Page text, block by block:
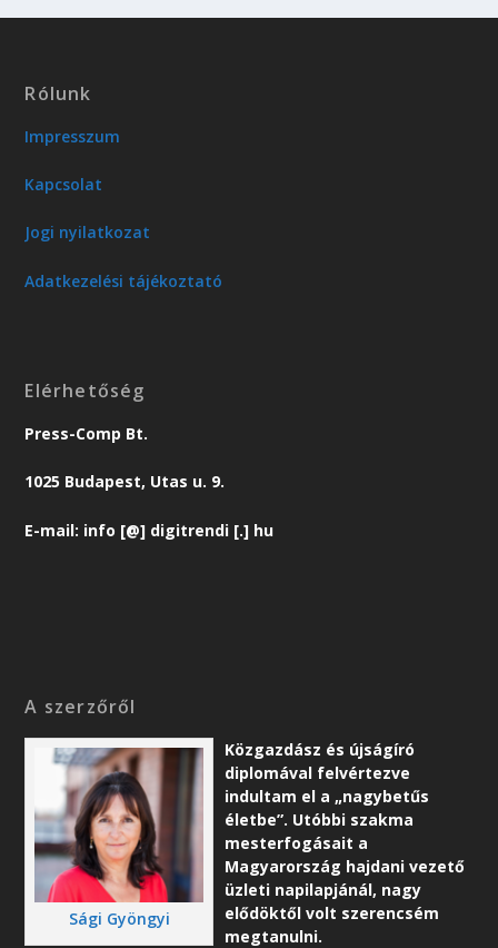
Rólunk
Impresszum
Kapcsolat
Jogi nyilatkozat
Adatkezelési tájékoztató
Elérhetőség
Press-Comp Bt.
1025 Budapest, Utas u. 9.
E-mail: info [@] digitrendi [.] hu
A szerzőről
Sági Gyöngyi
Közgazdász és újságíró
diplomával felvértezve
indultam el a „nagybetűs
életbe”. Utóbbi szakma
mesterfogásait a
Magyarország hajdani vezető
üzleti napilapjánál, nagy
elődöktől volt szerencsém
megtanulni.